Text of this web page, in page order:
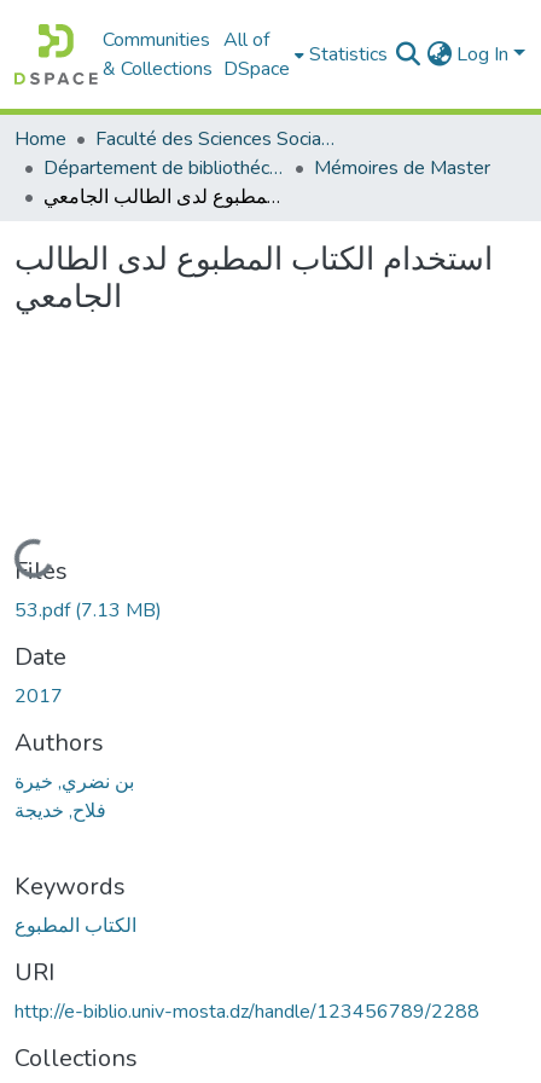
Communities
& Collections
All of
DSpace
Statistics Log In
Home
Faculté des Sciences Sociales
Département de bibliothéconomie
Mémoires de Master
استخدام الكتاب المطبوع لدى الطالب الجامعي
استخدام الكتاب المطبوع لدى الطالب
الجامعي
Loading...
Files
53.pdf(7.13 MB)
Date
2017
Authors
بن نضري, خيرة
فلاح, خديجة
Keywords
الكتاب المطبوع
URI
http://e-biblio.univ-mosta.dz/handle/123456789/2288
Collections